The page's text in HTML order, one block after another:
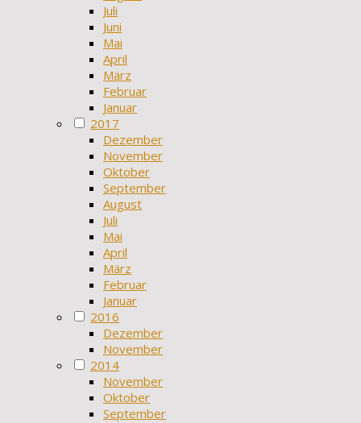
Juli
Juni
Mai
April
März
Februar
Januar
2017
Dezember
November
Oktober
September
August
Juli
Mai
April
März
Februar
Januar
2016
Dezember
November
2014
November
Oktober
September